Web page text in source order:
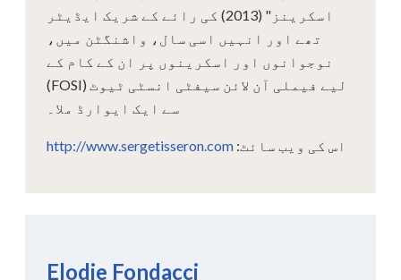
اسکرینز" (2013) کی رائے کے شریک ایڈیٹر
تھے اور انہیں اسی سال، واشنگٹن میں،
نوجوانوں اور اسکرینوں پر ان کے کام کے
لیے فیملی آن لائن سیفٹی انسٹی ٹیوٹ (FOSI)
سے ایک ایوارڈ ملا۔
اس کی ویب سائٹ: http://www.sergetisseron.com
Elodie Fondacci